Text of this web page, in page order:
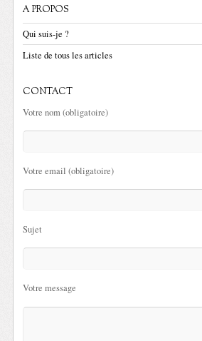
A PROPOS
Qui suis-je ?
Liste de tous les articles
CONTACT
Votre nom (obligatoire)
Votre email (obligatoire)
Sujet
Votre message